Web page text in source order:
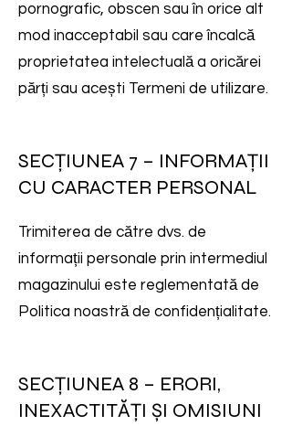
pornografic, obscen sau în orice alt
mod inacceptabil sau care încalcă
proprietatea intelectuală a oricărei
părți sau acești Termeni de utilizare.
SECȚIUNEA 7 – INFORMAȚII
CU CARACTER PERSONAL
Trimiterea de către dvs. de
informații personale prin intermediul
magazinului este reglementată de
Politica noastră de confidențialitate.
SECȚIUNEA 8 – ERORI,
INEXACTITĂȚI ȘI OMISIUNI